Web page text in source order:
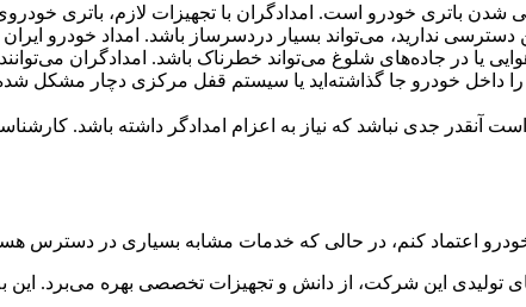
شدن باتری خودرو است. امدادگران با تجهیزات لازم، باتری
ندارید، می‌تواند بسیار دردسرساز باشد. امداد خودرو
یا در جاده‌های شلوغ می‌تواند خطرناک باشد. امدادگران
را داخل خودرو جا گذاشته‌اید یا سیستم قفل مرکزی دچار مشکل
جدی نباشد که نیاز به اعزام امدادگر داشته باشد.
خودرو اعتماد کنم، در حالی که خدمات مشابه بسیاری در دسترس
تولیدی این شرکت، از دانش و تجهیزات تخصصی بهره می‌برد.